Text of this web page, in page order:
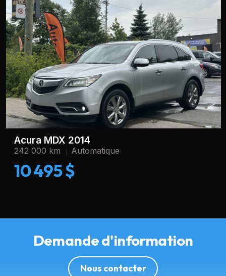
Acura MDX 2014
242 000 km Automatique
10 495 $
Demande d'information
Nous contacter